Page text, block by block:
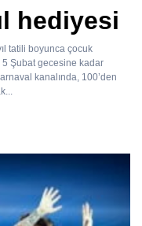
hediyesi
tatili boyunca çocuk
5 Şubat gecesine kadar
kanalında, 100’den